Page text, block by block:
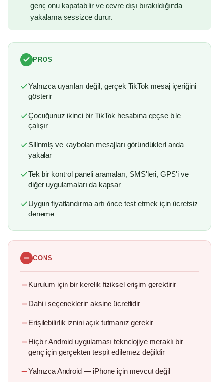
genç onu kapatabilir ve devre dışı bırakıldığında
yakalama sessizce durur.
PROS
Yalnızca uyarıları değil, gerçek TikTok mesaj içeriğini
gösterir
Çocuğunuz ikinci bir TikTok hesabına geçse bile
çalışır
Silinmiş ve kaybolan mesajları göründükleri anda
yakalar
Tek bir kontrol paneli aramaları, SMS'leri, GPS'i ve
diğer uygulamaları da kapsar
Uygun fiyatlandırma artı önce test etmek için ücretsiz
deneme
CONS
Kurulum için bir kerelik fiziksel erişim gerektirir
Dahili seçeneklerin aksine ücretlidir
Erişilebilirlik iznini açık tutmanız gerekir
Hiçbir Android uygulaması teknolojiye meraklı bir
genç için gerçekten tespit edilemez değildir
Yalnızca Android — iPhone için mevcut değil